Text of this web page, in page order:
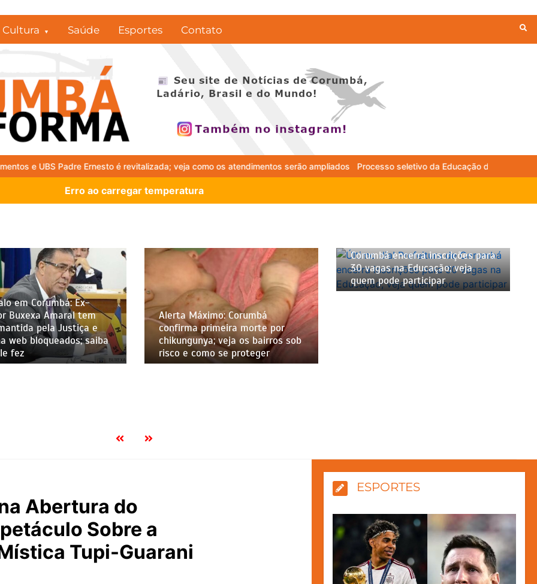
Cultura Saúde Esportes Contato
revitalizada; veja como os atendimentos serão ampliados Processo seletivo da Educação de Corumbá divulga lista com 592
Erro ao carregar temperatura
Alerta Máximo: Corumbá
confirma primeira morte por
chikungunya; veja os bairros sob
risco e como se proteger
Corumbá encerra inscrições para
30 vagas na Educação; veja
quem pode participar
Abertura do
Sobre a
Tupi-Guarani
ESPORTES